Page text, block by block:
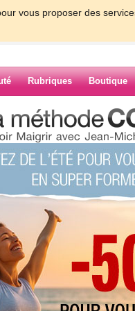
vous proposer des
Rubriques Boutique
PAS LES